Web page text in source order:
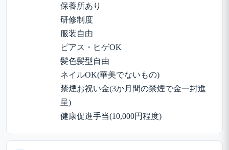
保養所あり
研修制度
服装自由
ピアス・ヒゲOK
髪色髪型自由
ネイルOK(華美でないもの)
禁煙お祝い金(3か月間の禁煙で金一封進
呈)
健康促進手当(10,000円程度)